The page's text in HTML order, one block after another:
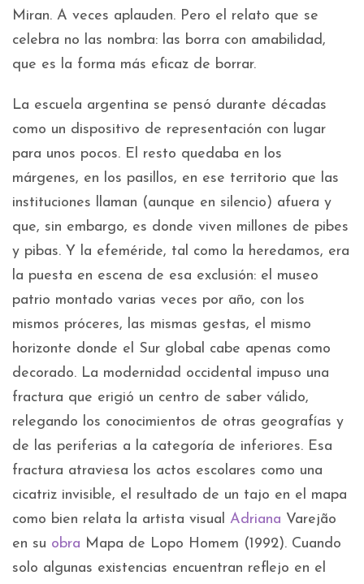
Miran. A veces aplauden. Pero el relato que se
celebra no las nombra: las borra con amabilidad,
que es la forma más eficaz de borrar.
La escuela argentina se pensó durante décadas
como un dispositivo de representación con lugar
para unos pocos. El resto quedaba en los
márgenes, en los pasillos, en ese territorio que las
instituciones llaman (aunque en silencio) afuera y
que, sin embargo, es donde viven millones de pibes
y pibas. Y la efeméride, tal como la heredamos, era
la puesta en escena de esa exclusión: el museo
patrio montado varias veces por año, con los
mismos próceres, las mismas gestas, el mismo
horizonte donde el Sur global cabe apenas como
decorado. La modernidad occidental impuso una
fractura que erigió un centro de saber válido,
relegando los conocimientos de otras geografías y
de las periferias a la categoría de inferiores. Esa
fractura atraviesa los actos escolares como una
cicatriz invisible, el resultado de un tajo en el mapa
como bien relata la artista visual Adriana Varejão
en su obra Mapa de Lopo Homem (1992). Cuando
solo algunas existencias encuentran reflejo en el